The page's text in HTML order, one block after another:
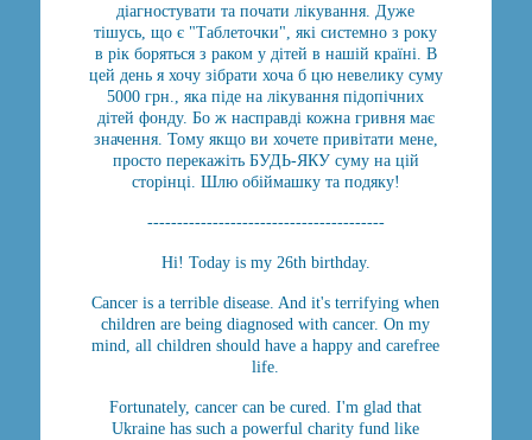
діагностувати та почати лікування. Дуже
тішусь, що є "Таблеточки", які системно з року
в рік боряться з раком у дітей в нашій країні. В
цей день я хочу зібрати хоча б цю невелику суму
5000 грн., яка піде на лікування підопічних
дітей фонду. Бо ж насправді кожна гривня має
значення. Тому якщо ви хочете привітати мене,
просто перекажіть БУДЬ-ЯКУ суму на цій
сторінці. Шлю обіймашку та подяку!
----------------------------------------
Hi! Today is my 26th birthday.
Cancer is a terrible disease. And it's terrifying when
children are being diagnosed with cancer. On my
mind, all children should have a happy and carefree
life.
Fortunately, cancer can be cured. I'm glad that
Ukraine has such a powerful charity fund like